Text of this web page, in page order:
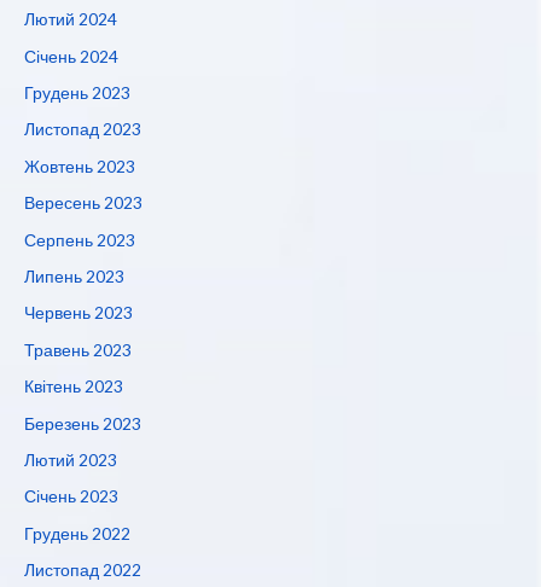
Лютий 2024
Січень 2024
Грудень 2023
Листопад 2023
Жовтень 2023
Вересень 2023
Серпень 2023
Липень 2023
Червень 2023
Травень 2023
Квітень 2023
Березень 2023
Лютий 2023
Січень 2023
Грудень 2022
Листопад 2022